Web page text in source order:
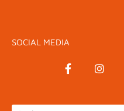
SOCIAL MEDIA